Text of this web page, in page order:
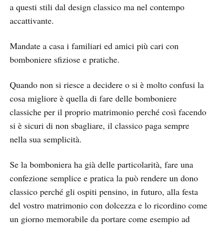
a questi stili dal design classico ma nel contempo
accattivante.
Mandate a casa i familiari ed amici più cari con
bomboniere sfiziose e pratiche.
Quando non si riesce a decidere o si è molto confusi la
cosa migliore è quella di fare delle bomboniere
classiche per il proprio matrimonio perché così facendo
si è sicuri di non sbagliare, il classico paga sempre
nella sua semplicità.
Se la bomboniera ha già delle particolarità, fare una
confezione semplice e pratica la può rendere un dono
classico perché gli ospiti pensino, in futuro, alla festa
del vostro matrimonio con dolcezza e lo ricordino come
un giorno memorabile da portare come esempio ad